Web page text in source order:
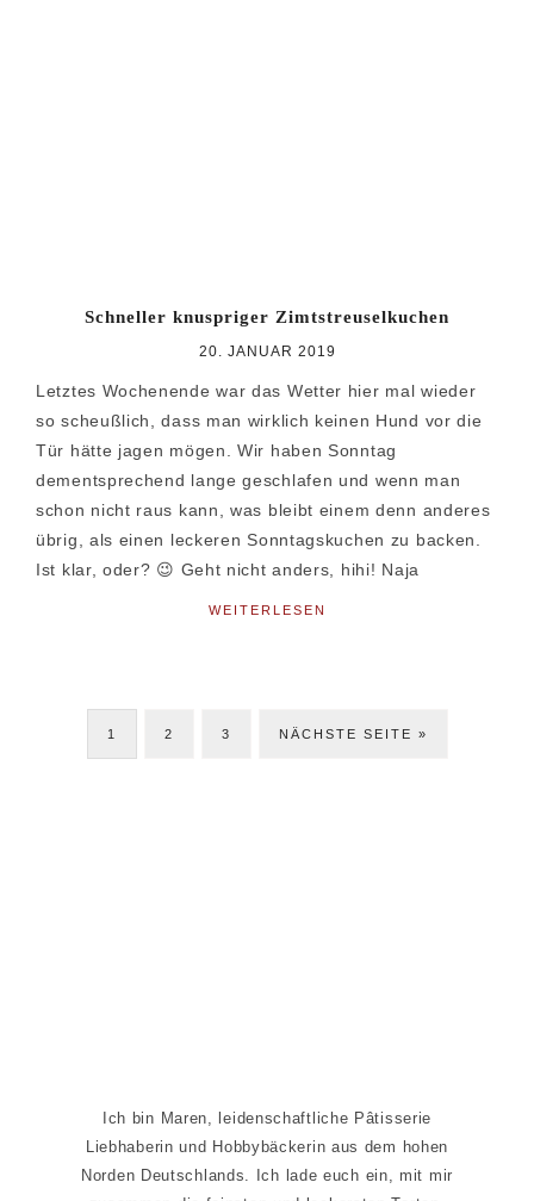
Schneller knuspriger Zimtstreuselkuchen
20. JANUAR 2019
Letztes Wochenende war das Wetter hier mal wieder
so scheußlich, dass man wirklich keinen Hund vor die
Tür hätte jagen mögen. Wir haben Sonntag
dementsprechend lange geschlafen und wenn man
schon nicht raus kann, was bleibt einem denn anderes
übrig, als einen leckeren Sonntagskuchen zu backen.
Ist klar, oder? 😉 Geht nicht anders, hihi! Naja
WEITERLESEN
SEITE
1 SEITE
2 SEITE
3 JETZT
NÄCHSTE SEITE »
Ich bin Maren, leidenschaftliche Pâtisserie
Liebhaberin und Hobbybäckerin aus dem hohen
Norden Deutschlands. Ich lade euch ein, mit mir